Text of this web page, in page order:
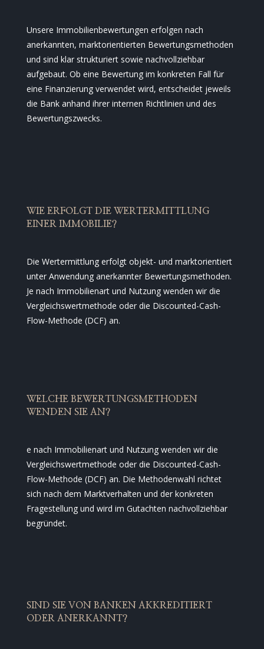
Unsere Immobilienbewertungen erfolgen nach
anerkannten, marktorientierten Bewertungsmethoden
und sind klar strukturiert sowie nachvollziehbar
aufgebaut. Ob eine Bewertung im konkreten Fall für
eine Finanzierung verwendet wird, entscheidet jeweils
die Bank anhand ihrer internen Richtlinien und des
Bewertungszwecks.
WIE ERFOLGT DIE WERTERMITTLUNG
EINER IMMOBILIE?
Die Wertermittlung erfolgt objekt- und marktorientiert
unter Anwendung anerkannter Bewertungsmethoden.
Je nach Immobilienart und Nutzung wenden wir die
Vergleichswertmethode oder die Discounted-Cash-
Flow-Methode (DCF) an.
WELCHE BEWERTUNGSMETHODEN
WENDEN SIE AN?
e nach Immobilienart und Nutzung wenden wir die
Vergleichswertmethode oder die Discounted-Cash-
Flow-Methode (DCF) an. Die Methodenwahl richtet
sich nach dem Marktverhalten und der konkreten
Fragestellung und wird im Gutachten nachvollziehbar
begründet.
SIND SIE VON BANKEN AKKREDITIERT
ODER ANERKANNT?